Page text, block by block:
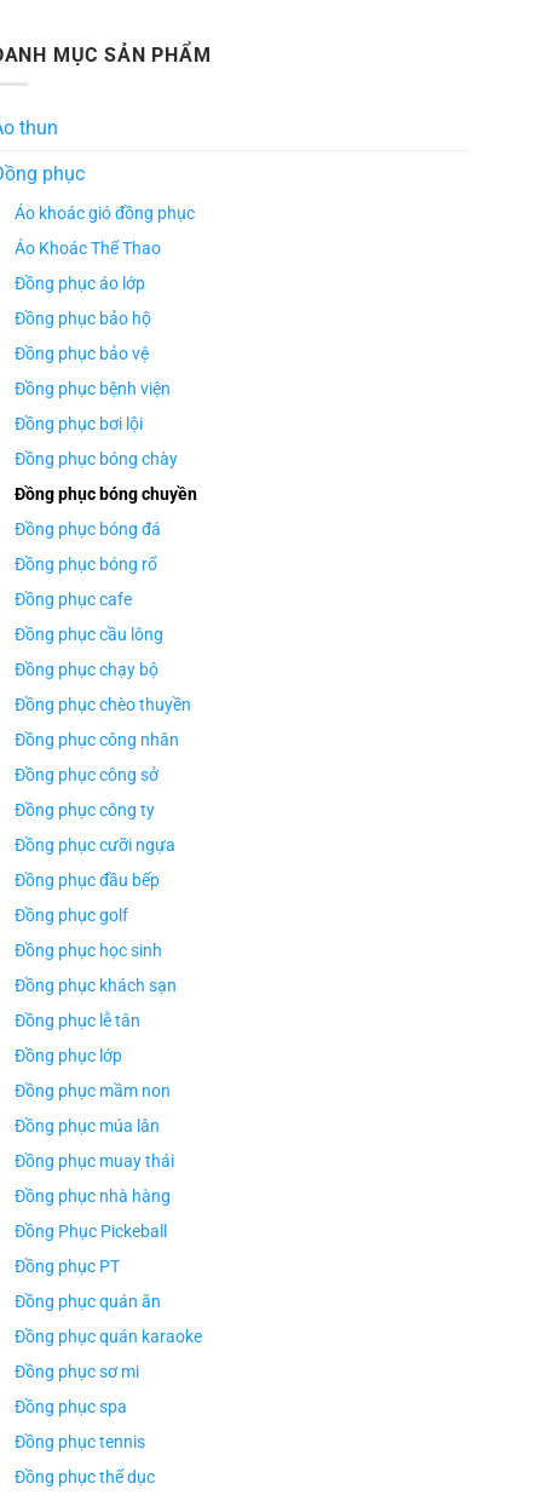
MỤC SẢN PHẨM
thun
phục
Áo khoác gió đồng phục
Áo Khoác Thể Thao
Đồng phục áo lớp
Đồng phục bảo hộ
Đồng phục bảo vệ
Đồng phục bệnh viện
Đồng phục bơi lội
Đồng phục bóng chày
Đồng phục bóng chuyền
Đồng phục bóng đá
Đồng phục bóng rổ
Đồng phục cafe
Đồng phục cầu lông
Đồng phục chạy bộ
Đồng phục chèo thuyền
Đồng phục công nhân
Đồng phục công sở
Đồng phục công ty
Đồng phục cưỡi ngựa
Đồng phục đầu bếp
Đồng phục golf
Đồng phục học sinh
Đồng phục khách sạn
Đồng phục lễ tân
Đồng phục lớp
Đồng phục mầm non
Đồng phục múa lân
Đồng phục muay thái
Đồng phục nhà hàng
Đồng Phục Pickeball
Đồng phục PT
Đồng phục quán ăn
Đồng phục quán karaoke
Đồng phục sơ mi
Đồng phục spa
Đồng phục tennis
Đồng phục thể dục